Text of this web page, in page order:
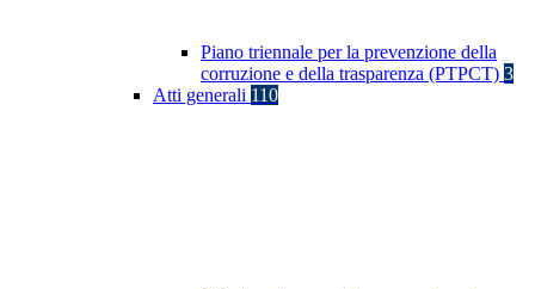
Piano triennale per la prevenzione della
corruzione e della trasparenza (PTPCT) 3
Atti generali 110